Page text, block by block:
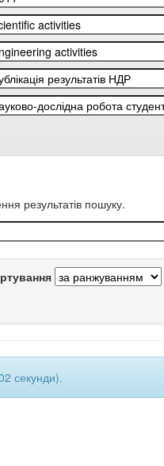
результатів пошуку.
секунди).